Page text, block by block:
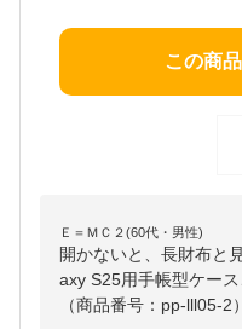
この商
Ｅ＝ＭＣ２(60代・男性)
開かないと、長財布
axy S25用手帳型ケー
（商品番号：pp-lll05-2